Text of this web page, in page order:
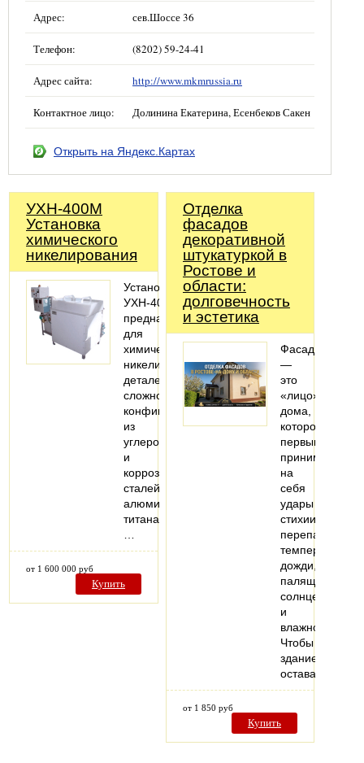
Адрес: сев.Шоссе 36
Телефон: (8202) 59-24-41
Адрес сайта: http://www.mkmrussia.ru
Контактное лицо: Долинина Екатерина, Есенбеков Сакен
Открыть на Яндекс.Картах
УХН-400М
Установка
химического
никелирования
Установка
УХН-400М
предназначена
для
химического
никелирования
деталей
сложной
конфигурации
из
углеродистых
и
коррозионностойких
сталей,
алюминия,
титана,
от 1 600 000 руб
Купить
Отделка
фасадов
декоративной
штукатуркой в
Ростове и
области:
долговечность
и эстетика
Фасад
—
это
«лицо»
дома,
которое
первым
принимает
на
себя
удары
стихии:
перепады
температур,
дожди,
палящее
солнце
и
влажность.
Чтобы
здание
оставалось…
от 1 850 руб
Купить